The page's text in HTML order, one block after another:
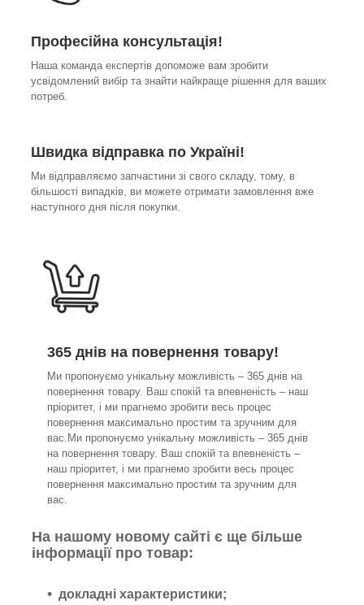
Професійна консультація!
Наша команда експертів допоможе вам зробити
усвідомлений вибір та знайти найкраще рішення для ваших
потреб.
Швидка відправка по Україні!
Ми відправляємо запчастини зі свого складу, тому, в
більшості випадків, ви можете отримати замовлення вже
наступного дня після покупки.
365 днів на повернення товару!
Ми пропонуємо унікальну можливість – 365 днів на
повернення товару. Ваш спокій та впевненість – наш
пріоритет, і ми прагнемо зробити весь процес
повернення максимально простим та зручним для
вас.Ми пропонуємо унікальну можливість – 365 днів
на повернення товару. Ваш спокій та впевненість –
наш пріоритет, і ми прагнемо зробити весь процес
повернення максимально простим та зручним для
вас.
На нашому новому сайті є ще більше
інформації про товар:
докладні характеристики;